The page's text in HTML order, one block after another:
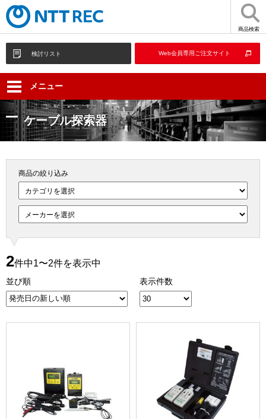
商品検索
検討リスト Web会員専用ご注文サイト
メニュー
ケーブル探索器
商品の絞り込み
2件中1〜2件を表示中
並び順 表示件数